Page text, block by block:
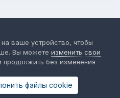
транспорта
Community
на ваше устройство, чтобы
Вы можете изменить свои
продолжить без изменения
файлы сookie